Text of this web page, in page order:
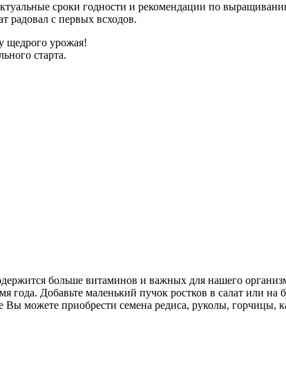
сроки годности и рекомендации по
радовал с первых всходов.
щедрого урожая!
старта.
больше витаминов и важных для нашего
года. Добавьте маленький пучок ростков в салат или на
можете приобрести семена редиса, руколы, горчицы,